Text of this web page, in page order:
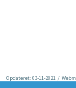
Opdateret: 03-11-2021 /